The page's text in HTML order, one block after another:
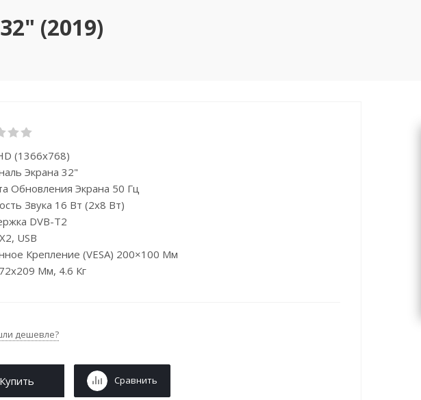
(2019)
(1366x768)
Экрана 32"
Обновления Экрана 50 Гц
Звука 16 Вт (2x8 Вт)
DVB-T2
USB
Крепление (VESA) 200×100 Мм
Мм, 4.6 Кг
дешевле?
Купить Сравнить